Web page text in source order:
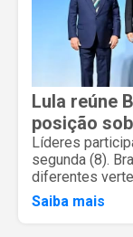
Lula reúne
posição
Líderes
segunda (8).
diferentes
Saiba mais